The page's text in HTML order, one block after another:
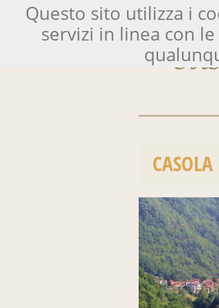
Questo sito utilizza i
servizi in linea con